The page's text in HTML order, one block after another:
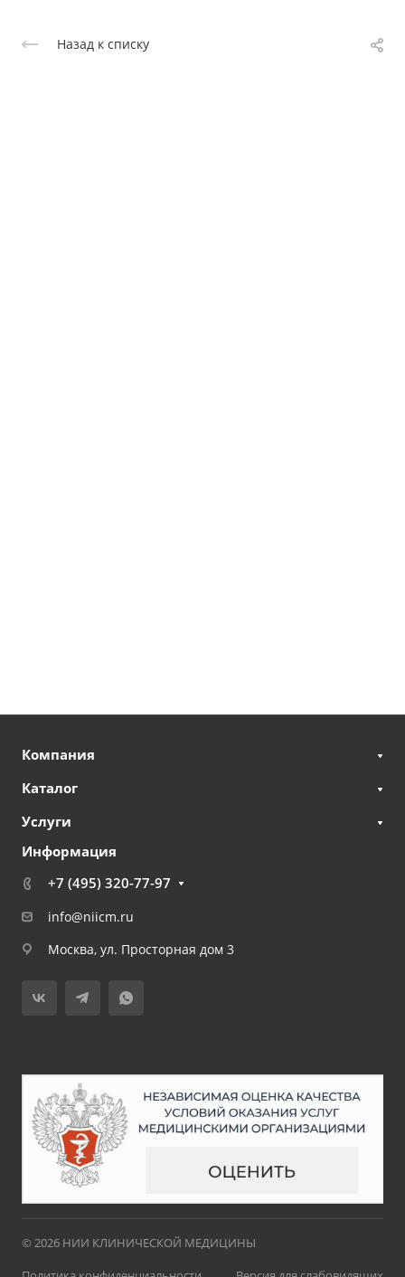
Назад к списку
Компания
Каталог
Услуги
Информация
+7 (495) 320-77-97
info@niicm.ru
Москва, ул. Просторная дом 3
© 2026 НИИ КЛИНИЧЕСКОЙ МЕДИЦИНЫ